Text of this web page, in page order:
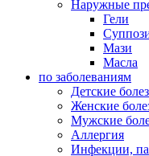
Наружные
Гели
Мази
Масла
по заболеваниям
Детские
Женские
Мужские
Аллергия
Инфекции,